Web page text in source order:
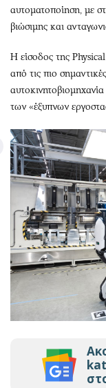
αυτοματοποίηση, με
βιώσιμης και
Η είσοδος της
από τις πιο
των «έξυπνων